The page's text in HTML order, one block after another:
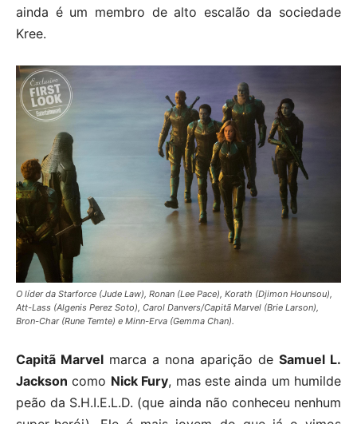
ainda é um membro de alto escalão da sociedade
Kree.
O líder da Starforce (Jude Law), Ronan (Lee Pace), Korath (Djimon Hounsou),
Att-Lass (Algenis Perez Soto), Carol Danvers/Capitã Marvel (Brie Larson),
Bron-Char (Rune Temte) e Minn-Erva (Gemma Chan).
Capitã Marvel marca a nona aparição de Samuel L.
Jackson como Nick Fury, mas este ainda um humilde
peão da S.H.I.E.L.D. (que ainda não conheceu nenhum